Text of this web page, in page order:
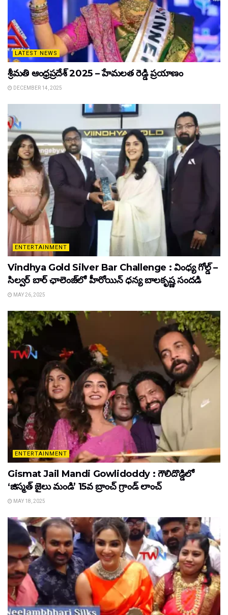
LATEST NEWS
శ్రీమతి ఆంధ్రప్రదేశ్ 2025 – హేమలత రెడ్డి ప్రయాణం
DECEMBER 14, 2025
ENTERTAINMENT
Vindhya Gold Silver Bar Challenge : వింధ్య గోల్డ్ –
సిల్వర్ బార్ ఛాలెంజ్‌లో హీరోయిన్ ధ‌న్య బాల‌కృష్ణ‌ సందడి
MAY 26, 2025
ENTERTAINMENT
Gismat Jail Mandi Gowlidoddy : గౌలిదొడ్డిలో
‘జిస్మత్ జైలు మండి’ 15వ బ్రాంచ్ గ్రాండ్ లాంచ్
MAY 18, 2025